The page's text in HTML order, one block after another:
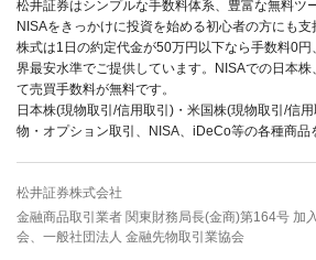
松井証券はシンプルな手数料体系、豊富な無料ツ
NISAをきっかけに投資を始める初心者の方にも支
株式は1日の約定代金が50万円以下なら手数料0
界最安水準でご提供しています。NISAでの日本
て売買手数料が無料です。
日本株(現物取引/信用取引)・米国株(現物取引/信
物・オプション取引、NISA、iDeCo等の各種商品
松井証券株式会社
金融商品取引業者 関東財務局長(金商)第164号 加
会、一般社団法人 金融先物取引業協会